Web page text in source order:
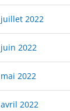
juillet 2022
juin 2022
mai 2022
avril 2022